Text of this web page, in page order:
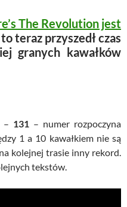
The Revolution jest
teraz przyszedł czas
granych kawałków
– 131 – numer rozpoczyna
1 a 10 kawałkiem nie są
kolejnej trasie inny rekord.
tekstów.